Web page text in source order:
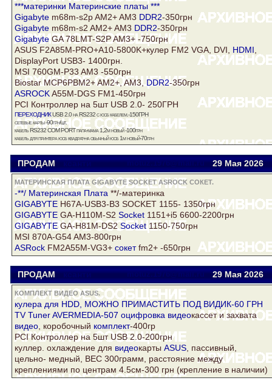
***материнки Материнские платы ***
Gigabyte m68m-s2p AM2+ AM3 DDR2-350грн
Gigabyte m68m-s2 AM2+ AM3 DDR2-350грн
Gigabyte GA 78LMT-S2P AM3+ -750грн
ASUS F2A85M-PRO+A10-5800K+кулер FM2 VGA, DVI, HDMI
DisplayPort USB3- 1400грн.
MSI 760GM-P33 AM3 -550грн
Biostar MCP6PBM2+ AM2+, AM3,DDR2-350грн
ASROCKA55M-DGS FM1-450грн
PCI Контроллер на 5шт USB 2.0- 250ГРН
переходникUSB 2.0 на RS232 с юсб кабелем.-150ГРН
сетевые карты -90грн/шт.
кабель RS232 COM PORT папа-мама 1,2м новый -100грн
кабель для принтера юсб квадрат-на обычный юсб 1м новый-70грн
ПРОДАМ ксанти motuz.1976@mail.ru 29 Мая 2026
МАТЕРИНСКАЯ ПЛАТА GIGABYTE SOCKET ASROCK СОКЕТ.
-**/ Материнская Плата **/-материнка
GIGABYTE H67A-USB3-B3 SOCKET 1155- 1350грн
GIGABYTE GA-H110M-S2 Socket 1151+i5 6600-2200грн
GIGABYTEGA-H81M-DS2Socket 1150-750грн
MSI 870A-G54 AM3-800грн
ASRock FM2A55M-VG3+ сокетfm2+ -650грн
ПРОДАМ ксанти motuz.1976@mail.ru 29 Мая 2026
КОМПЛЕКТ ВИДЕО ASUS.
кулера для HDD, МОЖНО ПРИМАСТИТЬ ПОД ВИДИК-60 ГРН
TV Tuner AVERMEDIA-507 оцифровка видеокассет и захвата
видео , коробочный комплект-400гр
PCI Контроллер на 5шт USB 2.0-200грн
куллер. охлаждение для видеокарты ASUS , пассивный,
цельно- медный, ВЕС 300грамм, расстояние между
креплениями по центрам 4.5см-300 грн (крепление в наличии)